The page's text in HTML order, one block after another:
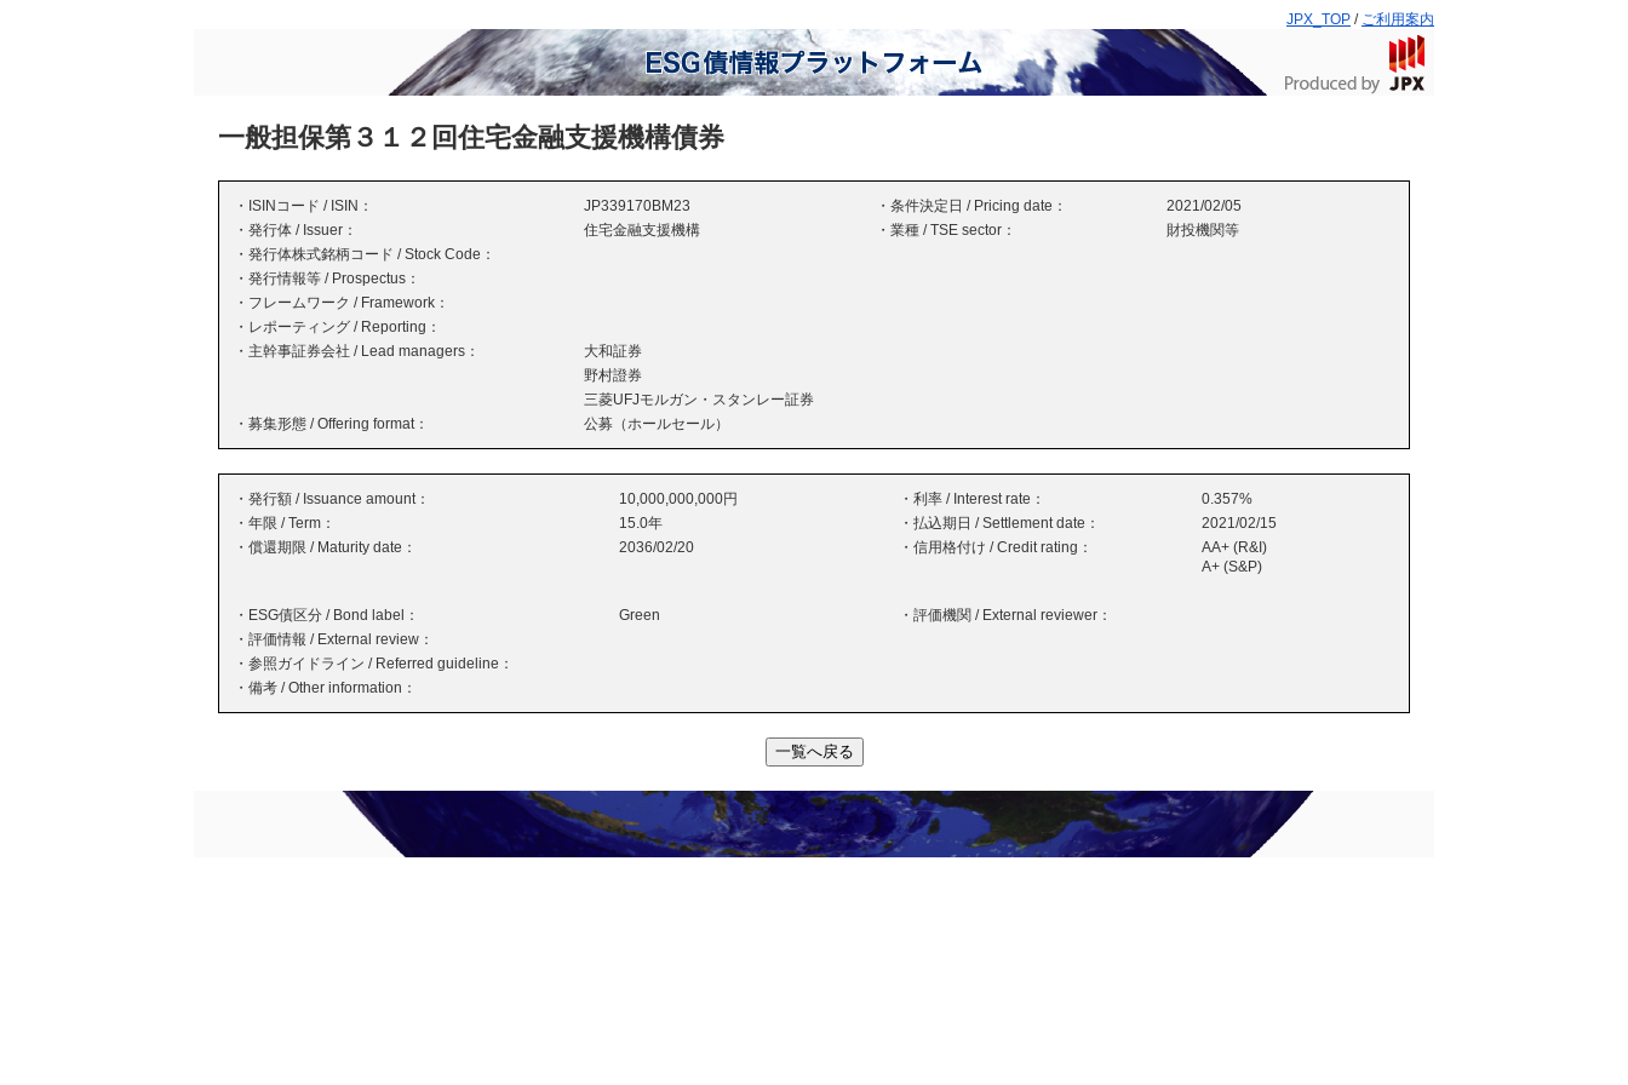
JPX_TOP / ご利用案内
一般担保第３１２回住宅金融支援機構債券
・ISINコード / ISIN： JP339170BM23 ・条件決定日 / Pricing date：
2021/02/05
・発行体 / Issuer：
住宅金融支援機構 ・業種 / TSE sector：
財投機関等
・発行体株式銘柄コード / Stock Code：
・発行情報等 / Prospectus：
・フレームワーク / Framework：
・レポーティング / Reporting：
・主幹事証券会社 / Lead managers：
大和証券
野村證券
三菱UFJモルガン・スタンレー証券
・募集形態 / Offering format：
公募（ホールセール）
・発行額 / Issuance amount： 10,000,000,000円 ・利率 / Interest rate：
0.357%
・年限 / Term：
15.0年 ・払込期日 / Settlement date：
2021/02/15
・償還期限 / Maturity date：
2036/02/20 ・信用格付け / Credit rating：
AA+ (R&I)
A+ (S&P)
・ESG債区分 / Bond label： Green
・評価機関 / External reviewer：
・評価情報 / External review：
・参照ガイドライン / Referred guideline：
・備考 / Other information：
一覧へ戻る